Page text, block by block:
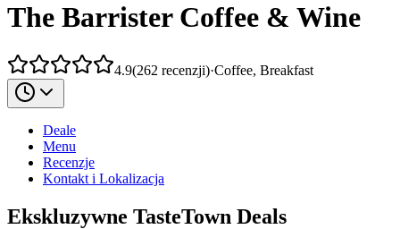
The Barrister Coffee & Wine
4.9(262 recenzji)·Coffee, Breakfast
Deale
Menu
Recenzje
Kontakt i Lokalizacja
Ekskluzywne TasteTown Deals